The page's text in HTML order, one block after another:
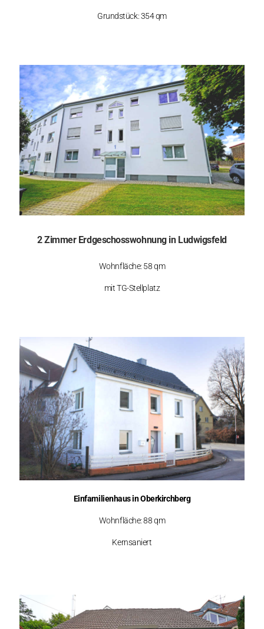
Grundstück: 354 qm
2 Zimmer Erdgeschosswohnung in Ludwigsfeld
Wohnfläche: 58 qm
mit TG-Stellplatz
Einfamilienhaus in Oberkirchberg
Wohnfläche: 88 qm
Kernsaniert